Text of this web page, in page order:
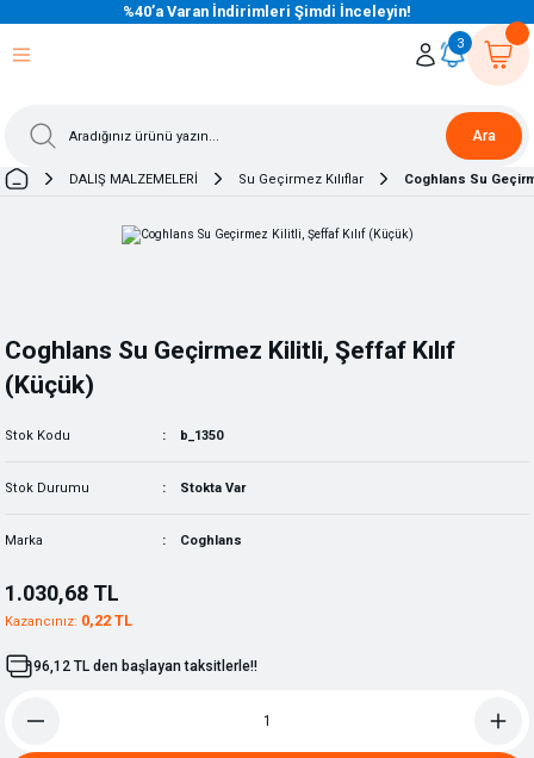
%40’a Varan İndirimleri Şimdi İnceleyin!
Ara
3
DALIŞ MALZEMELERİ Su Geçirmez Kılıflar Coghlans Su
Coghlans Su Geçirmez Kilitli, Şeffaf Kılıf
(Küçük)
Stok Kodu b_1350
Stok Durumu Stokta Var
Marka Coghlans
1.030,68 TL
Kazancınız: 0,22 TL
96,12 TL den başlayan taksitlerle!!